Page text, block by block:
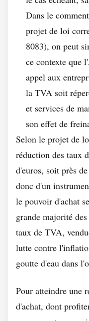
Dans le
projet de loi
8083), on peut
ce contexte que
appel aux
la TVA soit
et services de
son effet de
Selon le projet de
réduction des taux
d'euros, soit près
donc d'un
le pouvoir d'achat
grande majorité
taux de TVA,
lutte contre
goutte d'eau dans
Pour atteindre une
d'achat, dont